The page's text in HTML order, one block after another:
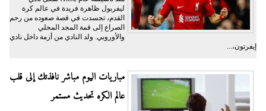
ليفربول ظاهرة فريدة في عالم كرة
القدم، تجسدت في قصة صعوده من رحم
الصراع إلى قمة المجد المحلي
والأوروبي. ولد النادي من أزمة داخل نادي
إيفرتون،...
مباريات اليوم مباشر نافذتك إلى قلب
عالم الكره تحديث مستمر